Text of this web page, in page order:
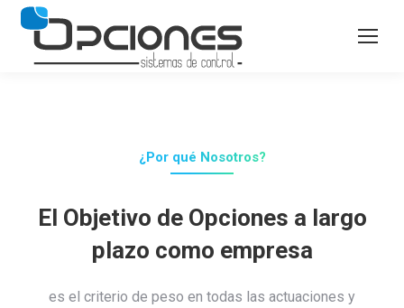
¿Por qué Nosotros?
El Objetivo de Opciones a largo
plazo como empresa
es el criterio de peso en todas las actuaciones y